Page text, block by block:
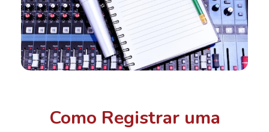
Como Registrar uma